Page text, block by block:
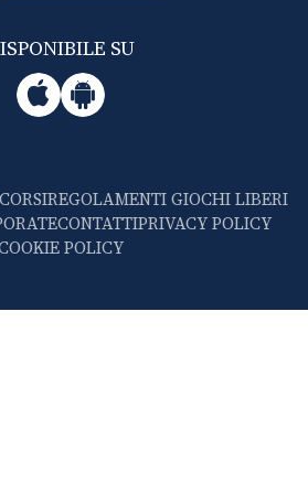
SU
REGOLAMENTI GIOCHI LIBERI
CONTATTIPRIVACY POLICY
POLICY